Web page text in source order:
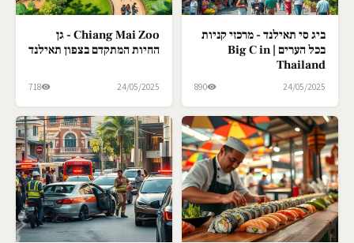
ביג סי תאילנד - מרכזי קניות
בכל הערים | Big C in
Thailand
24/05/2025
890
Chiang Mai Zoo - גן
החיות המתקדם בצפון תאילנד
24/05/2025
718